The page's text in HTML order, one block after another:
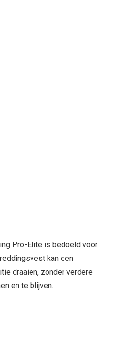
Pro-Elite is bedoeld voor
kan een
draaien, zonder verdere
en te blijven.